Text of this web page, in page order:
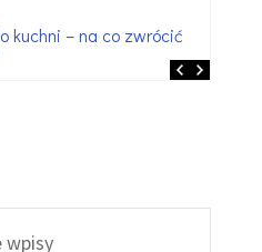
kuchni – na co zwrócić
wpisy